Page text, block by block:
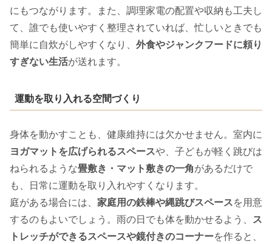
にもつながります。また、調理家電の配置や収納も工夫し
て、誰でも使いやすく整理されていれば、忙しいときでも
簡単に自炊がしやすくなり、 外食やジャンクフードに頼り
すぎない生活が送れます。
運動を取り入れる空間づくり
身体を動かすことも、健康維持には欠かせません。室内に
ヨガマットを広げられるスペースや、子どもが軽く跳びは
ねられるような畳敷き・マット敷きの一角があるだけで
も、日常に運動を取り入れやすくなります。
庭がある場合には、 家庭用の鉄棒や縄跳びスペースを用意
するのもよいでしょう。雨の日でも体を動かせるよう、
ス
トレッチができるスペースや鏡付きのコーナーを作ると、